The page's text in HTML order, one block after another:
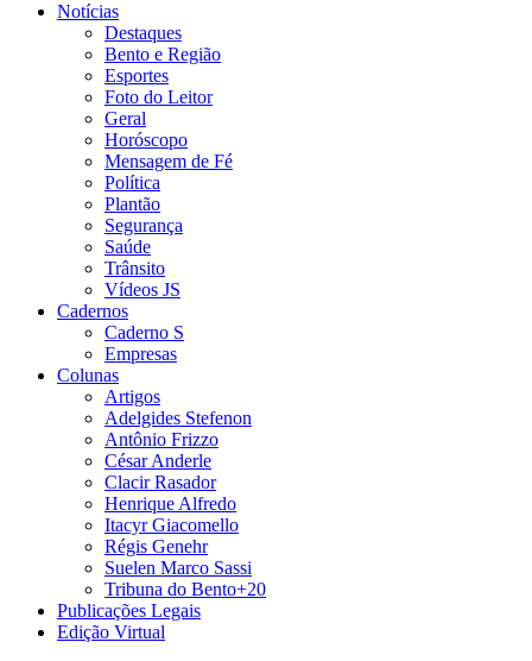
Notícias
Destaques
Bento e Região
Esportes
Foto do Leitor
Geral
Horóscopo
Mensagem de Fé
Política
Plantão
Segurança
Saúde
Trânsito
Vídeos JS
Cadernos
Caderno S
Empresas
Colunas
Artigos
Adelgides Stefenon
Antônio Frizzo
César Anderle
Clacir Rasador
Henrique Alfredo
Itacyr Giacomello
Régis Genehr
Suelen Marco Sassi
Tribuna do Bento+20
Publicações Legais
Edição Virtual